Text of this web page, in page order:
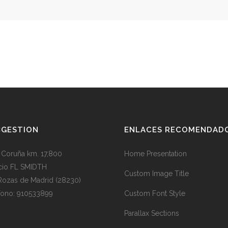
Coruña km. 17,800
FL SMIDTH
Rozas de Madrid (28230)
910533899
ENLACES
Home Presentation
Custom Image Title
Custom Font Style
Parallax Sections